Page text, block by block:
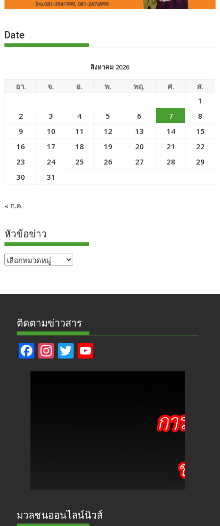
Date
สิงหาคม 2026
อา. จ. อ. พ. พฤ. ศ.
ส.
1
2
3 4 5 6 7
8
9
10 11 12 13 14
15
16
17 18 19 20 21
22
23
24 25 26 27 28
29
30
31
« ก.ค.
หัวข้อข่าว
หัวข้อ
ติดตามข่าวสาร
F
ac
In
st
T
w o
มวลชนออนไลน์นิวส์